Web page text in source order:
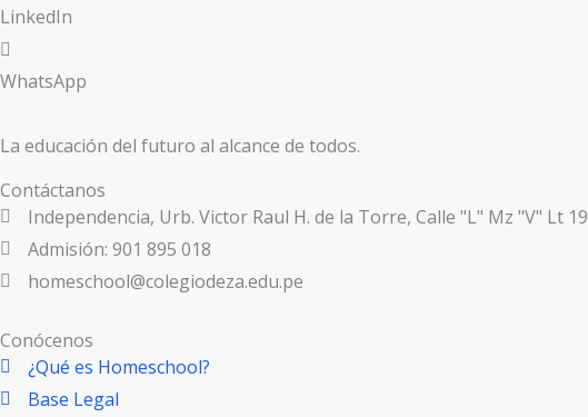
LinkedIn
WhatsApp
La educación del futuro al alcance de todos.
Contáctanos
Independencia, Urb. Victor Raul H. de la Torre, Calle "L" Mz "V" Lt 19
Admisión: 901 895 018
homeschool@colegiodeza.edu.pe
Conócenos
¿Qué es Homeschool?
Base Legal